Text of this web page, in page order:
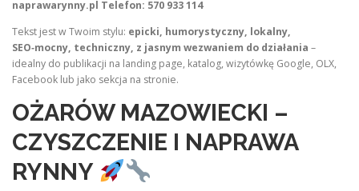
naprawarynny.pl Telefon: 570 933 114
Tekst jest w Twoim stylu: epicki, humorystyczny, lokalny,
SEO‑mocny, techniczny, z jasnym wezwaniem do działania –
idealny do publikacji na landing page, katalog, wizytówkę Google, OLX,
Facebook lub jako sekcja na stronie.
OŻARÓW MAZOWIECKI –
CZYSZCZENIE I NAPRAWA
RYNNY